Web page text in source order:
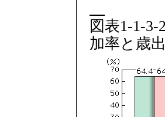
図表1-1-
加率と歳